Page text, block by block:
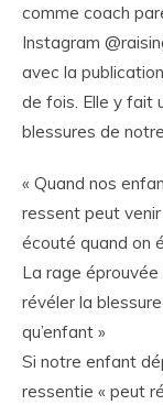
comme coach
Instagram
avec la
de fois. Elle y fait
blessures de
« Quand nos
ressent peut venir
écouté quand on
La rage éprouvée
révéler la
qu’enfant »
Si notre enfant
ressentie « peut